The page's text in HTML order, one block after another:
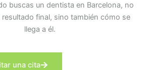
buscas un dentista en Barcelona, no
final, sino también cómo se
llega a él.
una cita